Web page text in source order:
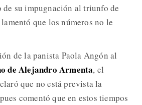
de su impugnación al triunfo de
que los números no le
de la panista Paola Angón al
de Alejandro Armenta, el
que no está prevista la
comentó que en estos tiempos